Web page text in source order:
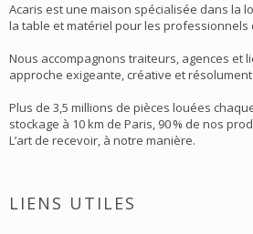
Acaris est une maison spécialisée dans la
la table et matériel pour les professionnels
Nous accompagnons traiteurs, agences et
approche exigeante, créative et
Plus de 3,5 millions de pièces louées
stockage à 10 km de Paris, 90 % de nos
L’art de recevoir, à notre manière.
LIENS UTILES